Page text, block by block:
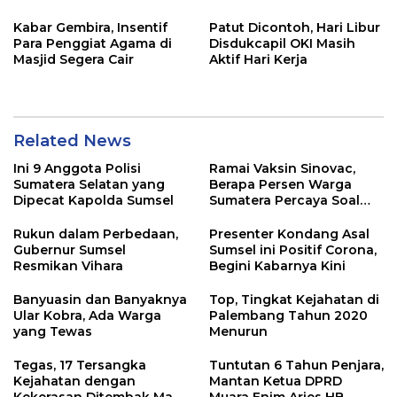
Kabar Gembira, Insentif
Para Penggiat Agama di
Masjid Segera Cair
Patut Dicontoh, Hari Libur
Disdukcapil OKI Masih
Aktif Hari Kerja
Related News
Ini 9 Anggota Polisi
Sumatera Selatan yang
Dipecat Kapolda Sumsel
Ramai Vaksin Sinovac,
Berapa Persen Warga
Sumatera Percaya Soal
Rukun dalam Perbedaan,
Gubernur Sumsel
Resmikan Vihara
Presenter Kondang Asal
Sumsel ini Positif Corona,
Begini Kabarnya Kini
Banyuasin dan Banyaknya
Ular Kobra, Ada Warga
yang Tewas
Top, Tingkat Kejahatan di
Palembang Tahun 2020
Menurun
Tegas, 17 Tersangka
Kejahatan dengan
Tuntutan 6 Tahun Penjara,
Mantan Ketua DPRD